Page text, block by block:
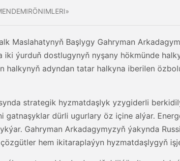
Maslahatynyň Başlygy Gahryman
iki ýurduň dostlugynyň nyşany hökmünde
halkynyň adyndan tatar halkyna iberilen
strategik hyzmatdaşlyk yzygiderli
gatnaşyklar dürli ugurlary öz içine alýar.
Gahryman Arkadagymyzyň ýakynda
hem ikitaraplaýyn hyzmatdaşlygyň